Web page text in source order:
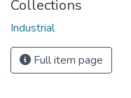
Collections
Industrial
Full item page